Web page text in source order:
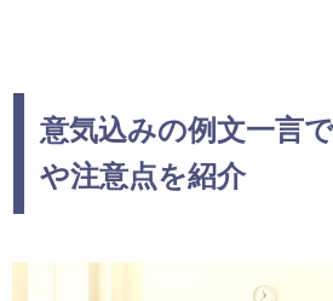
意気込みの例文一言
や注意点を紹介